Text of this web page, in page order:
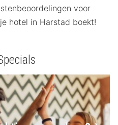
voor
hotel in Harstad boekt!